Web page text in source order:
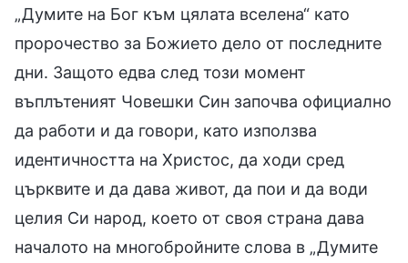
„Думите на Бог към цялата вселена“ като
пророчество за Божието дело от последните
дни. Защото едва след този момент
въплътеният Човешки Син започва официално
да работи и да говори, като използва
идентичността на Христос, да ходи сред
църквите и да дава живот, да пои и да води
целия Си народ, което от своя страна дава
началото на многобройните слова в „Думите